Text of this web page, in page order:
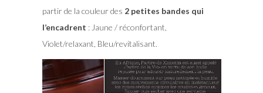
partir de la couleur des 2 petites bandes qui
l’encadrent : Jaune / réconfortant,
Violet/relaxant, Bleu/revitalisant.